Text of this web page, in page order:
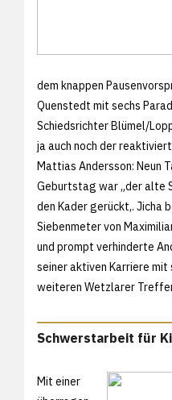
dem knappen
Quenstedt mit sechs
Schiedsrichter Blümel/
ja auch noch der
Mattias Andersson: Neun
Geburtstag war „der alte
den Kader gerückt,. Jicha
Siebenmeter von
und prompt verhinderte
seiner aktiven Karriere mit
weiteren Wetzlarer
Schwerstarbeit für
Mit einer